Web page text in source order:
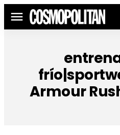
Menú
Armour